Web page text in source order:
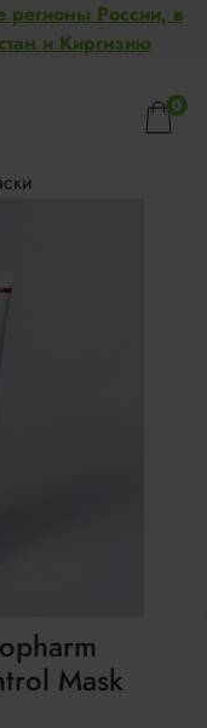
регионы России, в
и Киргизию
0
Mask